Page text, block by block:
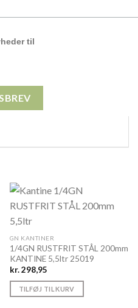
til
GN KANTINER
1/4GN RUSTFRIT STÅL 200mm
KANTINE 5,5ltr 25019
kr.298,95
TILFØJ TIL KURV